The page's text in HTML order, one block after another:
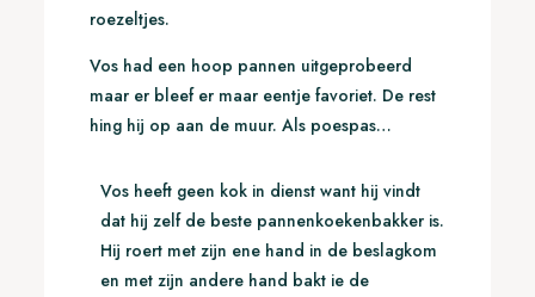
roezeltjes.
Vos had een hoop pannen uitgeprobeerd
maar er bleef er maar eentje favoriet. De rest
hing hij op aan de muur. Als poespas…
Vos heeft geen kok in dienst want hij vindt
dat hij zelf de beste pannenkoekenbakker is.
Hij roert met zijn ene hand in de beslagkom
en met zijn andere hand bakt ie de